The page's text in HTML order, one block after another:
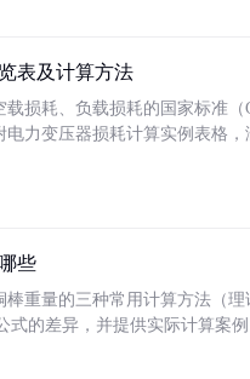
表及计算方法
损耗、负载损耗的国家标准
力变压器损耗计算实例表格
些
重量的三种常用计算方法（
式的差异，并提供实际计算案